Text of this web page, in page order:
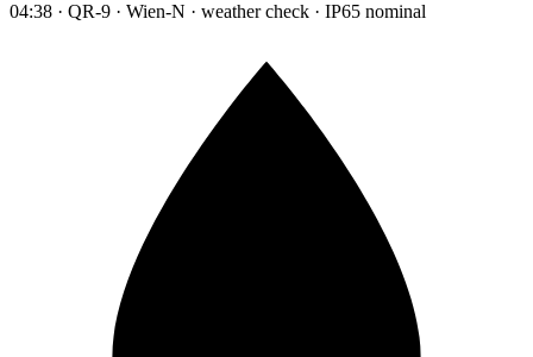
04:38 · QR-9 · Wien-N · weather check · IP65 nominal